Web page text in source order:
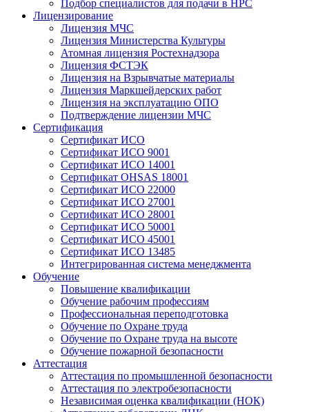
Подбор специалистов для подачи в НРС
Лицензирование
Лицензия МЧС
Лицензия Министерства Культуры
Атомная лицензия Ростехнадзора
Лицензия ФСТЭК
Лицензия на Взрывчатые материалы
Лицензия Маркшейдерских работ
Лицензия на эксплуатацию ОПО
Подтверждение лицензии МЧС
Сертификация
Сертификат ИСО
Сертификат ИСО 9001
Сертификат ИСО 14001
Сертификат OHSAS 18001
Сертификат ИСО 22000
Сертификат ИСО 27001
Сертификат ИСО 28001
Сертификат ИСО 50001
Сертификат ИСО 45001
Сертификат ИСО 13485
Интегрированная система менеджмента
Обучение
Повышение квалификации
Обучение рабочим профессиям
Профессиональная переподготовка
Обучение по Охране труда
Обучение по Охране труда на высоте
Обучение пожарной безопасности
Аттестация
Аттестация по промышленной безопасности
Аттестация по электробезопасности
Независимая оценка квалификации (НОК)